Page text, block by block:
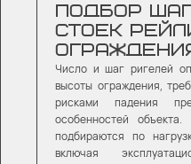
ПОДБОР
СТОЕК
Число и шаг ригелей
высоты ограждения,
рисками падения
особенностей
подбираются по
включая